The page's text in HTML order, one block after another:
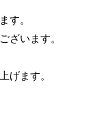
す。
ざいます。
げます。